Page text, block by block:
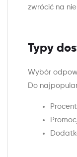
zwrócić na
Typy
Wybór
Do